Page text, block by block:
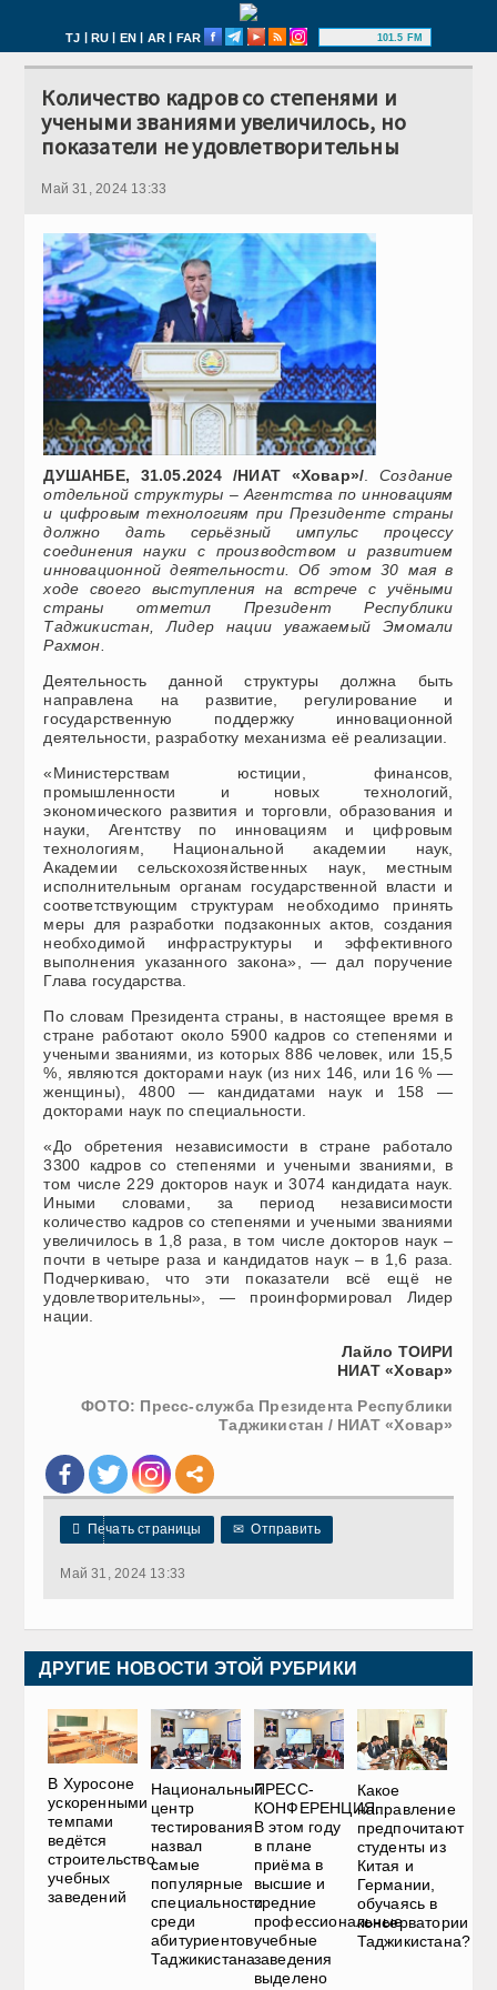
TJ | RU | EN | AR | FAR 101.5 FM
Количество кадров со степенями и
учеными званиями увеличилось, но
показатели не удовлетворительны
Май 31, 2024 13:33
ДУШАНБЕ, 31.05.2024 /НИАТ «Ховар»/
Создание
отдельной структуры – Агентства по инновациям
и цифровым технологиям при Президенте страны
должно дать серьёзный импульс процессу
соединения науки с производством и развитием
инновационной деятельности. Об этом 30 мая в
ходе своего выступления на встрече с учёными
страны отметил Президент Республики
Таджикистан, Лидер нации уважаемый Эмомали
Рахмон.
Деятельность данной структуры должна быть
направлена на развитие, регулирование и
государственную поддержку инновационной
деятельности, разработку механизма её реализации.
«Министерствам юстиции, финансов,
промышленности и новых технологий,
экономического развития и торговли, образования и
науки, Агентству по инновациям и цифровым
технологиям, Национальной академии наук,
Академии сельскохозяйственных наук, местным
исполнительным органам государственной власти и
соответствующим структурам необходимо принять
меры для разработки подзаконных актов, создания
необходимой инфраструктуры и эффективного
выполнения указанного закона», — дал поручение
Глава государства.
По словам Президента страны, в настоящее время в
стране работают около 5900 кадров со степенями и
учеными званиями, из которых 886 человек, или 15,5
%, являются докторами наук (из них 146, или 16 % —
женщины), 4800 — кандидатами наук и 158 —
докторами наук по специальности.
«До обретения независимости в стране работало
3300 кадров со степенями и учеными званиями, в
том числе 229 докторов наук и 3074 кандидата наук.
Иными словами, за период независимости
количество кадров со степенями и учеными званиями
увеличилось в 1,8 раза, в том числе докторов наук –
почти в четыре раза и кандидатов наук – в 1,6 раза.
Подчеркиваю, что эти показатели всё ещё не
удовлетворительны», — проинформировал Лидер
нации.
Лайло ТОИРИ
НИАТ «Ховар»
ФОТО: Пресс-служба Президента Республики
Таджикистан / НИАТ «Ховар»
 Печать страницы ✉ Отправить
Май 31, 2024 13:33
ДРУГИЕ НОВОСТИ ЭТОЙ РУБРИКИ
В Хуросоне
ускоренными
темпами
ведётся
строительство
учебных
заведений
Национальный
центр
тестирования
назвал
самые
популярные
специальности
среди
абитуриентов
Таджикистана
ПРЕСС-
КОНФЕРЕНЦИЯ.
В этом году
в плане
приёма в
высшие и
средние
профессиональные
учебные
заведения
выделено
Какое
направление
предпочитают
студенты из
Китая и
Германии,
обучаясь в
консерватории
Таджикистана?